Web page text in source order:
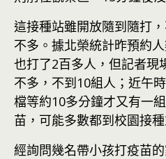
這接種站雖開放隨到隨打
不多。據北榮統計昨預約
也打了2百多人，但記者現
不多，不到10組人；近午
檔等約10多分鐘才又有一
苗，可能多數都到校園接
經詢問幾名帶小孩打疫苗